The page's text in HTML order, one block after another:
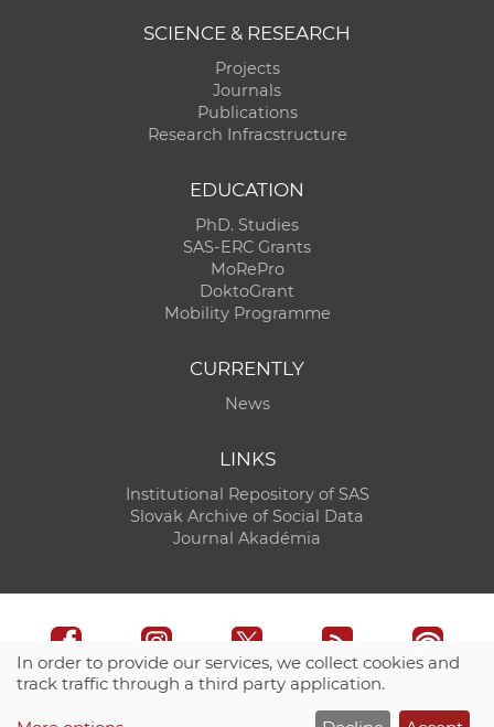
SCIENCE & RESEARCH
Projects
Journals
Publications
Research Infracstructure
EDUCATION
PhD. Studies
SAS-ERC Grants
MoRePro
DoktoGrant
Mobility Programme
CURRENTLY
News
LINKS
Institutional Repository of SAS
Slovak Archive of Social Data
Journal Akadémia
CO SAS - Computing Centre of SAS
In order to provide our services, we collect cookies and
track traffic through a third party application.